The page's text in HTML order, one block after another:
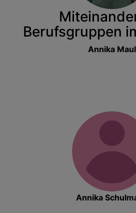
Berufsgruppen
Annika Maul
Annika